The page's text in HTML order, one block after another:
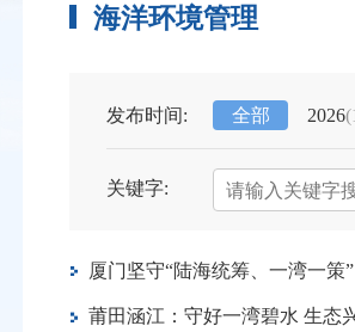
海洋环境管理
发布时间: 全部 2026
关键字:
厦门坚守“陆海统筹、一湾一策
莆田涵江：守好一湾碧水 生态